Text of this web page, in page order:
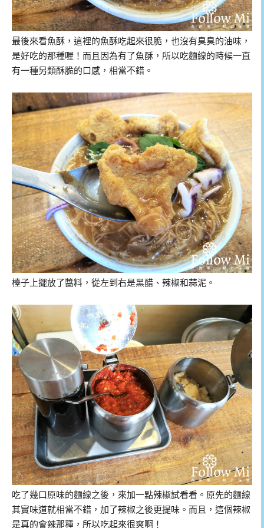
最後來看魚酥，這裡的魚酥吃起來很脆，也沒有臭臭的油味，
是好吃的那種喔！而且因為有了魚酥，所以吃麵線的時候一直
有一種另類酥脆的口感，相當不錯。
檯子上擺放了醬料，從左到右是黑醋、辣椒和蒜泥。
吃了幾口原味的麵線之後，來加一點辣椒試看看。原先的麵線
其實味道就相當不錯，加了辣椒之後更提味。而且，這個辣椒
是真的會辣那種，所以吃起來很爽啊！